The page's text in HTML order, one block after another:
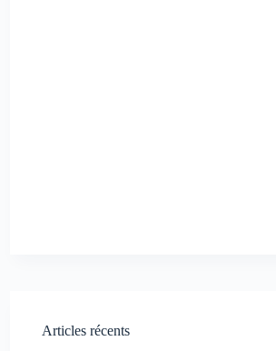
Articles récents